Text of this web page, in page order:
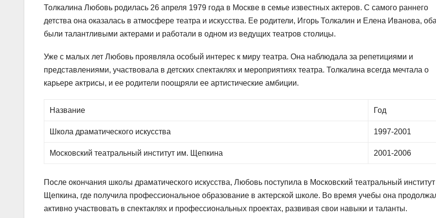
Толкалина Любовь родилась 26 апреля 1979 года в Москве в семье известных актеров. С самого раннего
детства она оказалась в атмосфере театра и искусства. Ее родители, Игорь Толкалин и Елена Иванова, оба
были талантливыми актерами и работали в одном из ведущих театров столицы.
Уже с малых лет Любовь проявляла особый интерес к миру театра. Она наблюдала за репетициями и
представлениями, участвовала в детских спектаклях и мероприятиях театра. Толкалина всегда мечтала о
карьере актрисы, и ее родители поощряли ее артистические амбиции.
Название Год
Школа драматического искусства 1997-2001
Московский театральный институт им. Щепкина 2001-2006
После окончания школы драматического искусства, Любовь поступила в Московский театральный
Щепкина, где получила профессиональное образование в актерской школе. Во время учебы она
активно участвовать в спектаклях и профессиональных проектах, развивая свои навыки и таланты.